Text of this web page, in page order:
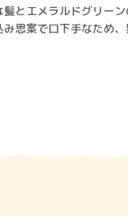
とエメラルドグリー
思案で口下手なため
日も嫌味を言わ…